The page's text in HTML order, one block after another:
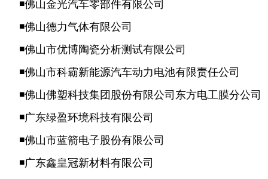
◾佛山金光汽车零部件有限公司
◾佛山德力气体有限公司
◾佛山市优博陶瓷分析测试有限公司
◾佛山市科霸新能源汽车动力电池有限责任公司
◾佛山佛塑科技集团股份有限公司东方电工膜分公司
◾广东绿盈环境科技有限公司
◾佛山市蓝箭电子股份有限公司
◾广东鑫皇冠新材料有限公司